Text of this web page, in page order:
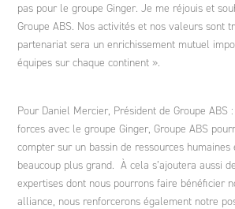
pas pour le groupe Ginger. Je me réjouis et
Groupe ABS. Nos activités et nos valeurs sont
partenariat sera un enrichissement mutuel
équipes sur chaque continent ».
Pour Daniel Mercier, Président de Groupe ABS
forces avec le groupe Ginger, Groupe ABS
compter sur un bassin de ressources humaines
beaucoup plus grand. À cela s’ajoutera aussi
expertises dont nous pourrons faire bénéficier
alliance, nous renforcerons également notre